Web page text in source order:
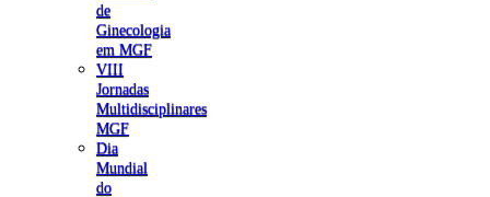
de
Ginecologia
em MGF
VIII
Jornadas
Multidisciplinares
MGF
Dia
Mundial
do